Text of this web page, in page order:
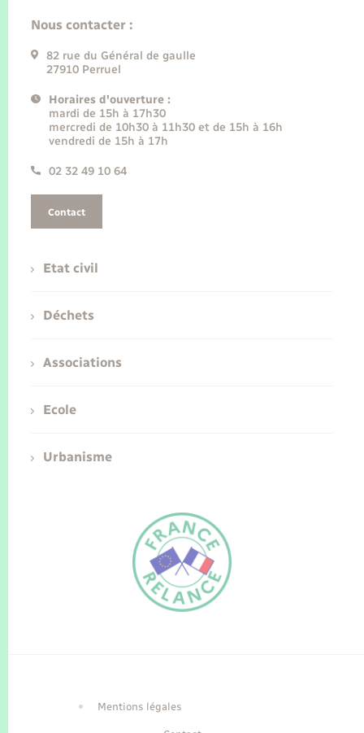
Nous contacter :
82 rue du Général de gaulle
27910 Perruel
Horaires d'ouverture :
mardi de 15h à 17h30
mercredi de 10h30 à 11h30 et de 15h à 16h
vendredi de 15h à 17h
02 32 49 10 64
Contact
Etat civil
Déchets
Associations
Ecole
Urbanisme
Mentions légales